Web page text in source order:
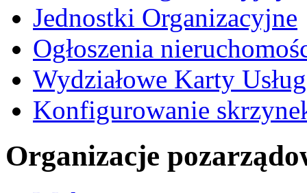
Jednostki Organizacyjne
Ogłoszenia
Wydziałowe Karty Usług
Konfigurowanie
Organizacje